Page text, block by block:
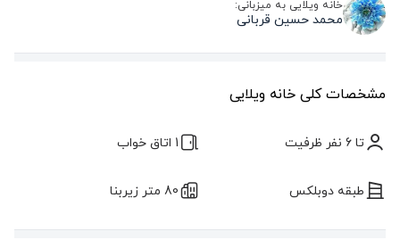
خانه ویلایی به میزبانی:
محمد حسین قربانی
مشخصات کلی خانه ویلایی
تا 6 نفر ظرفیت 1 اتاق خواب
طبقه دوبلکس 80 متر زیربنا